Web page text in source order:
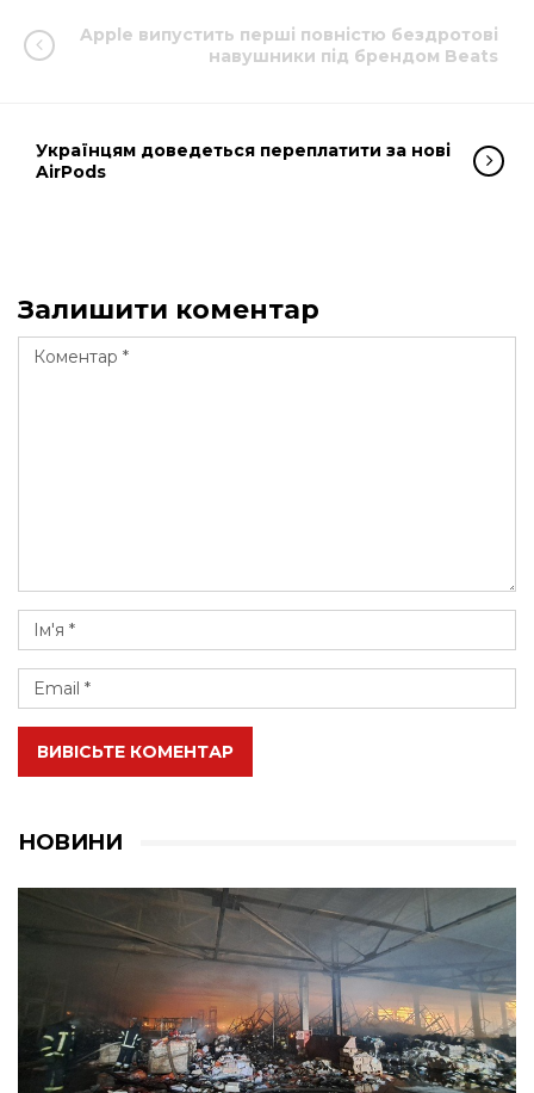
Apple випустить перші повністю бездротові
навушники під брендом Beats
Українцям доведеться переплатити за нові
AirPods
Залишити коментар
ВИВІСЬТЕ КОМЕНТАР
НОВИНИ